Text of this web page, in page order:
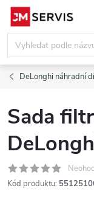
Přejít
obsah
DeLonghi náhradní
Sada
Kód produktu: